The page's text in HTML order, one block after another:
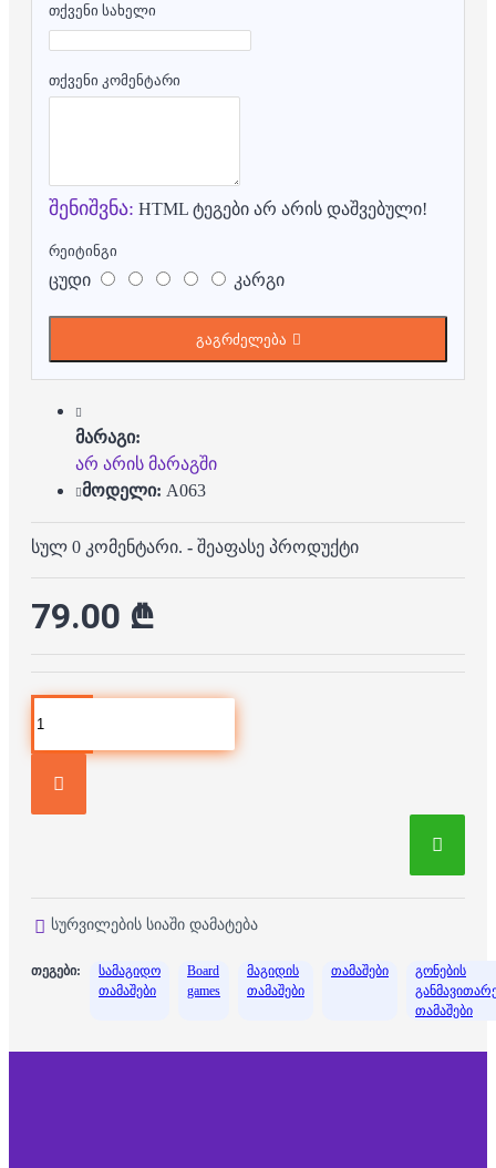
თქვენი სახელი
თქვენი კომენტარი
შენიშვნა: HTML ტეგები არ არის დაშვებული!
რეიტინგი
ცუდი კარგი
გაგრძელება
მარაგი:
არ არის მარაგში
მოდელი: A063
სულ 0 კომენტარი. - შეაფასე პროდუქტი
79.00 ₾
სურვილების სიაში დამატება
თეგები:
სამაგიდო
თამაშები
Board
games
მაგიდის
თამაშები
თამაშები
გონების
თამაშები